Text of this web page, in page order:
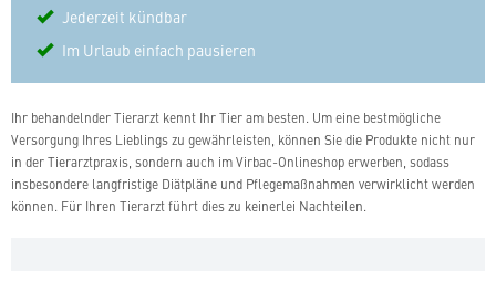
Jederzeit kündbar
Im Urlaub einfach pausieren
Ihr behandelnder Tierarzt kennt Ihr Tier am besten. Um eine bestmögliche
Versorgung Ihres Lieblings zu gewährleisten, können Sie die Produkte nicht nur
in der Tierarztpraxis, sondern auch im Virbac-Onlineshop erwerben, sodass
insbesondere langfristige Diätpläne und Pflegemaßnahmen verwirklicht werden
können. Für Ihren Tierarzt führt dies zu keinerlei Nachteilen.